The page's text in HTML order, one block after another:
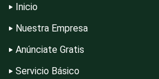
Electrónica
Elevadores y Ascensores
Inicio
Nuestra Empresa
Anúnciate Gratis
Servicio Básico